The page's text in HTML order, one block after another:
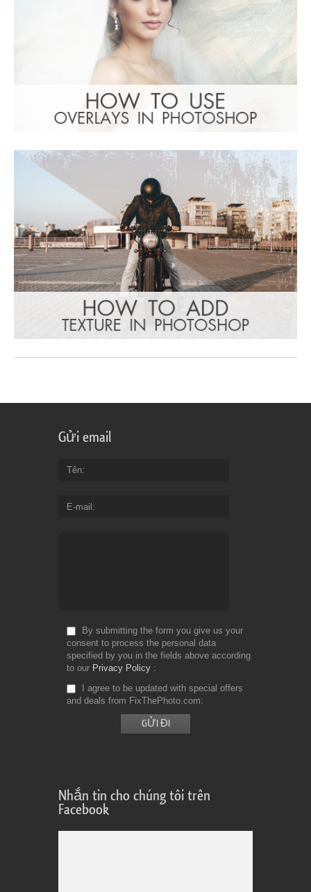
Gửi email
Tên
E-mail
By submitting the form you give us your
consent to process the personal data
specified by you in the fields above according
to our Privacy Policy
I agree to be updated with special offers
and deals from FixThePhoto.com
Nhắn tin cho chúng tôi trên
Facebook